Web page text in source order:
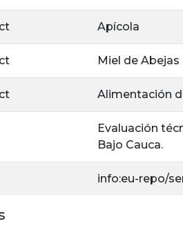
Apícola
Miel de Abejas
Alimentación
Evaluación
Bajo Cauca.
info:eu-repo/